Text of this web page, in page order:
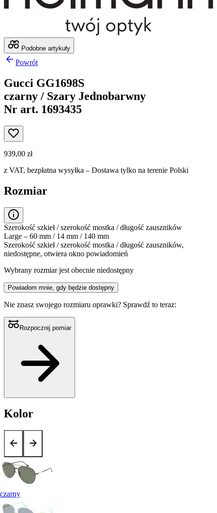
Podobne artykuły
Powrót
Gucci GG1698S
czarny / Szary Jednobarwny
Nr art. 1693435
939,00 zł
z VAT, bezpłatna wysyłka – Dostawa tylko na terenie Polski
Rozmiar
Szerokość szkieł / szerokość mostka / długość zauszników
Large – 60 mm / 14 mm / 140 mm
Szerokość szkieł / szerokość mostka / długość zauszników,
niedostępne, otwiera okno powiadomień
Wybrany rozmiar jest obecnie niedostępny
Powiadom mnie, gdy będzie dostępny
Nie znasz swojego rozmiaru oprawki? Sprawdź to teraz:
Rozpocznij pomiar
Kolor
czarny